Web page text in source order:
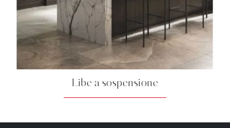
Libe a sospensione